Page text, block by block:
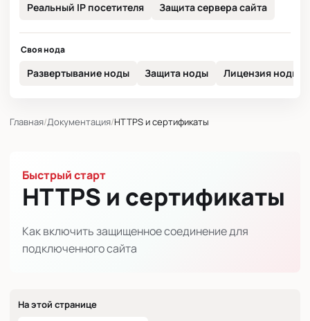
Реальный IP посетителя Защита сервера сайта
Своя нода
Развертывание ноды Защита ноды Лицензия ноды
Главная Документация HTTPS и сертификаты
Быстрый старт
HTTPS и сертификаты
Как включить защищенное соединение для
подключенного сайта
На этой странице